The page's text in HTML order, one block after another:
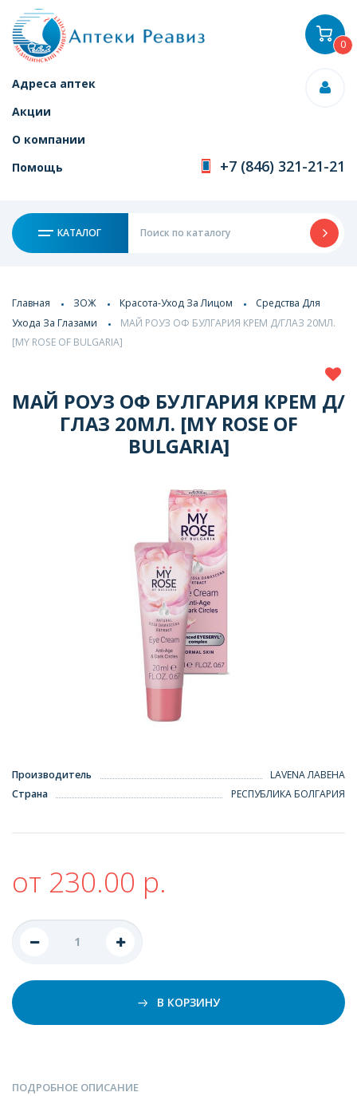
Адреса аптек
Акции
О компании
Помощь
+7 (846) 321-21-21
КАТАЛОГ
0
Главная ЗОЖ Красота-Уход За Лицом
Средства Для
Ухода За Глазами
МАЙ РОУЗ ОФ БУЛГАРИЯ КРЕМ Д/ГЛАЗ 20МЛ.
[MY ROSE OF BULGARIA]
МАЙ РОУЗ ОФ БУЛГАРИЯ КРЕМ Д/
ГЛАЗ 20МЛ. [MY ROSE OF
BULGARIA]
Производитель
LAVENA ЛАВЕНА
Страна
РЕСПУБЛИКА БОЛГАРИЯ
от 230.00 р.
В КОРЗИНУ
ПОДРОБНОЕ ОПИСАНИЕ